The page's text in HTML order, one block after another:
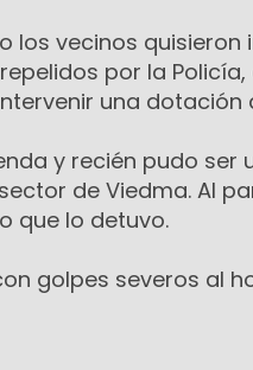
los vecinos quisieron
por la
una dotación
y recién pudo ser
de Viedma. Al
que lo detuvo.
golpes severos al